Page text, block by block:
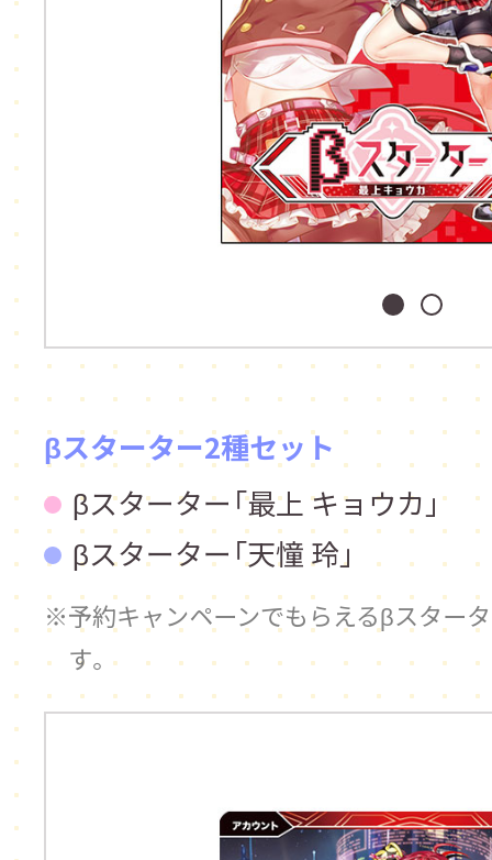
βスターター2種セット
βスターター「最上 キョウカ」
βスターター「天憧 玲」
予約キャンペーンでもらえるβスター
す。